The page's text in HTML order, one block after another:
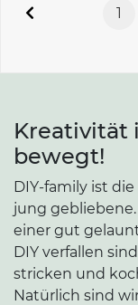
1
Kreativität
bewegt!
DIY-family ist
jung
einer gut
DIY verfallen
stricken und
Natürlich sind